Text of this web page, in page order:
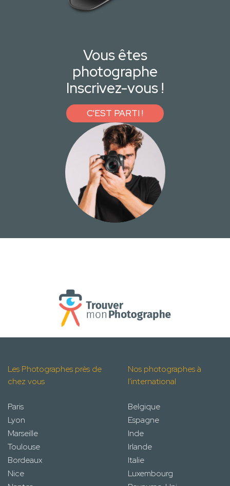
Vous êtes
photographe
Inscrivez-vous !
C'EST PARTI !
Les Photographes près de
chez vous
Paris
Lyon
Marseille
Toulouse
Bordeaux
Nice
Nos photographes à
l'international
Belgique
Espagne
Inde
Irlande
Italie
Luxembourg